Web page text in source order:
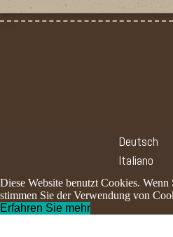
Deutsch
Italiano
Diese Website benutzt Cookies.
stimmen Sie der Verwendung von
Erfahren Sie mehr